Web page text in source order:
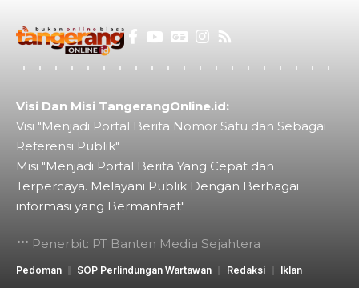
Visi Dan Misi TangerangOnline.id:
Visi "Menjadi Portal Berita Nomor Satu dan Sebagai
Referensi Publik"
Misi "Menjadi Portal Berita Yang Cepat dan
Terpercaya. Melayani Publik Dengan Berbagai
informasi yang Bermanfaat"
Penerbit: PT Banten Media Sejahtera
Pedoman SOP Perlindungan Wartawan Redaksi Iklan